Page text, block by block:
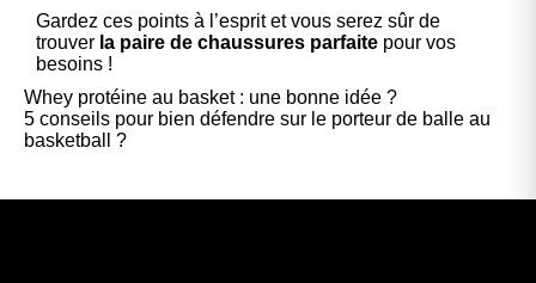
Gardez ces points à l’esprit et vous serez sûr de
trouver la paire de chaussures parfaite pour vos
besoins !
Whey protéine au basket : une bonne idée ?
5 conseils pour bien défendre sur le porteur de balle au
basketball ?